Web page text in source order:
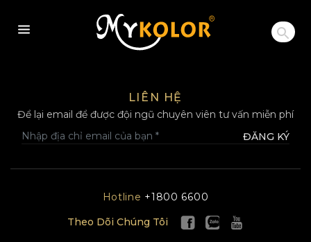
MYKOLOR
LIÊN HỆ
Để lại email để được đội ngũ chuyên viên tư vấn miễn phí
ĐĂNG KÝ
Hotline +1800 6600
Theo Dõi Chúng Tôi